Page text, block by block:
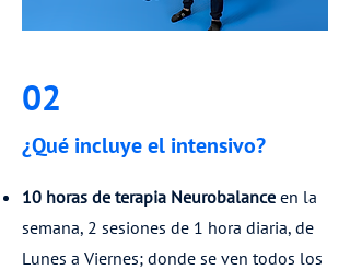
02
¿Qué incluye el intensivo?
10 horas de terapia Neurobalance en la
semana, 2 sesiones de 1 hora diaria, de
Lunes a Viernes; donde se ven todos los